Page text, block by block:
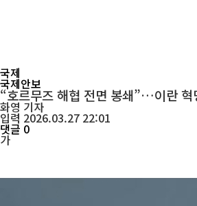
국제
국제안보
“호르무즈 해협 전면 봉쇄”…이란 혁
화영 기자
입력 2026.03.27 22:01
댓글 0
가